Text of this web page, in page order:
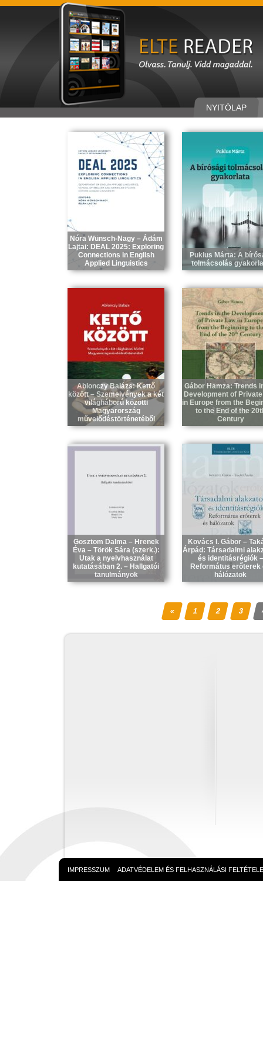
NYITÓLAP
Nóra Wünsch-Nagy – Ádám
Lajtai: DEAL 2025: Exploring
Connections in English
Applied Linguistics
Puklus Márta: A
tolmácsolás
Ablonczy Balázs: Kettő
között – Szemelvények a két
világháború közötti
Magyarország
művelődéstörténetéből
Gábor Hamza: Trends
Development of
in Europe from the
to the End of the
Century
Gosztom Dalma – Hrenek
Éva – Török Sára (szerk.):
Utak a nyelvhasználat
kutatásában 2. – Hallgatói
tanulmányok
Kovács I. Gábor –
Árpád: Társadalmi
és identitásrégiók –
Református erőterek
hálózatok
« 1 2 3
IMPRESSZUM ADATVÉDELEM ÉS FELHASZNÁLÁSI